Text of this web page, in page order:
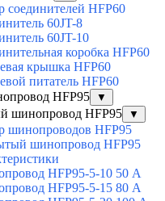
соединителей HFP60
60JT-8
60JT-10
коробка HFP60
крышка HFP60
питатель HFP60
HFP95
▼
шинопровод HFP95 ▼
шинопроводов HFP95
шинопровод HFP95
HFP95-5-10 50 А
HFP95-5-15 80 А